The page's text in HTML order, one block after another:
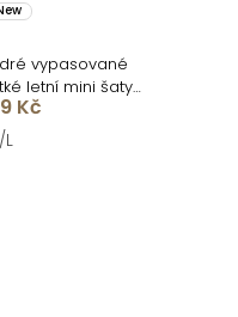
vypasované
letní mini šaty
Kč
L